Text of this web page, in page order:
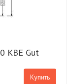
КВЕ Gut
Купить